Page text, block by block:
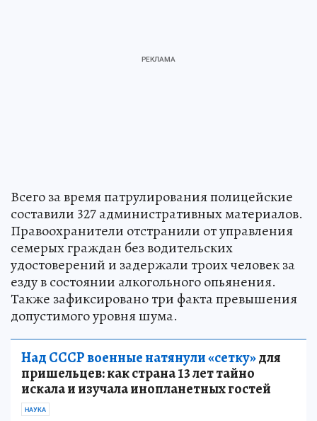
Всего за время патрулирования полицейские
составили 327 административных материалов.
Правоохранители отстранили от управления
семерых граждан без водительских
удостоверений и задержали троих человек за
езду в состоянии алкогольного опьянения.
Также зафиксировано три факта превышения
допустимого уровня шума.
Над СССР военные натянули «сетку»для
пришельцев: как страна 13 лет тайно
искала и изучала инопланетных гостей
НАУКА